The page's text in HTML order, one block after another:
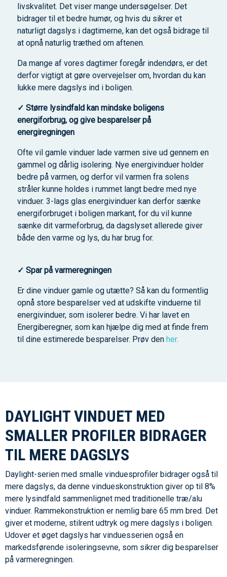
livskvalitet. Det viser mange undersøgelser. Det
bidrager til et bedre humør, og hvis du sikrer et
naturligt dagslys i dagtimerne, kan det også bidrage til
at opnå naturlig træthed om aftenen.
Da mange af vores dagtimer foregår indendørs, er det
derfor vigtigt at gøre overvejelser om, hvordan du kan
lukke mere dagslys ind i boligen.
✓ Større lysindfald kan mindske boligens
energiforbrug, og give besparelser på
energiregningen
Ofte vil gamle vinduer lade varmen sive ud gennem en
gammel og dårlig isolering. Nye energivinduer holder
bedre på varmen, og derfor vil varmen fra solens
stråler kunne holdes i rummet langt bedre med nye
vinduer. 3-lags glas energivinduer kan derfor sænke
energiforbruget i boligen markant, for du vil kunne
sænke dit varmeforbrug, da dagslyset allerede giver
både den varme og lys, du har brug for.
✓ Spar på varmeregningen
Er dine vinduer gamle og utætte? Så kan du formentlig
opnå store besparelser ved at udskifte vinduerne til
energivinduer, som isolerer bedre. Vi har lavet en
Energiberegner, som kan hjælpe dig med at finde frem
til dine estimerede besparelser. Prøv den her.
DAYLIGHT VINDUET MED
SMALLER PROFILER BIDRAGER
TIL MERE DAGSLYS
Daylight-serien med smalle vinduesprofiler bidrager også til
mere dagslys, da denne vindueskonstruktion giver op til 8%
mere lysindfald sammenlignet med traditionelle træ/alu
vinduer. Rammekonstruktion er nemlig bare 65 mm bred. Det
giver et moderne, stilrent udtryk og mere dagslys i boligen.
Udover et øget dagslys har vinduesserien også en
markedsførende isoleringsevne, som sikrer dig besparelser
på varmeregningen.